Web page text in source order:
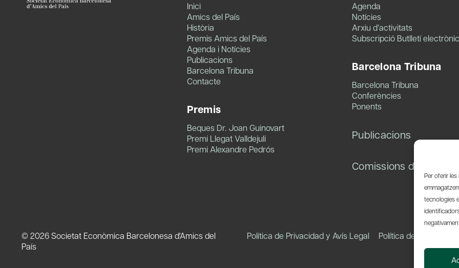
Per oferir
tecnologies
Inici
Amics del País
Història
Premis Amics del País
Agenda i Notícies
Publicacions
Barcelona Tribuna
Contacte
Premis
Beques Dr. Joan Guinovart
Premi Llegat Valldejuli
Premi Alexandre Pedrós
Agenda
Notícies
Arxiu d’activitats
Subscripció Butlletí electrònic
Barcelona Tribuna
Barcelona Tribuna
Conferències
Ponents
Publicacions
Comissions de treball
© 2026 Societat Econòmica Barcelonesa d'Amics del
País
Política de Privacidad y Avís Legal Política de Cookies